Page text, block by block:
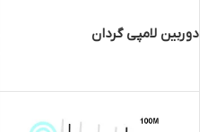
دوربین لامپی گردان